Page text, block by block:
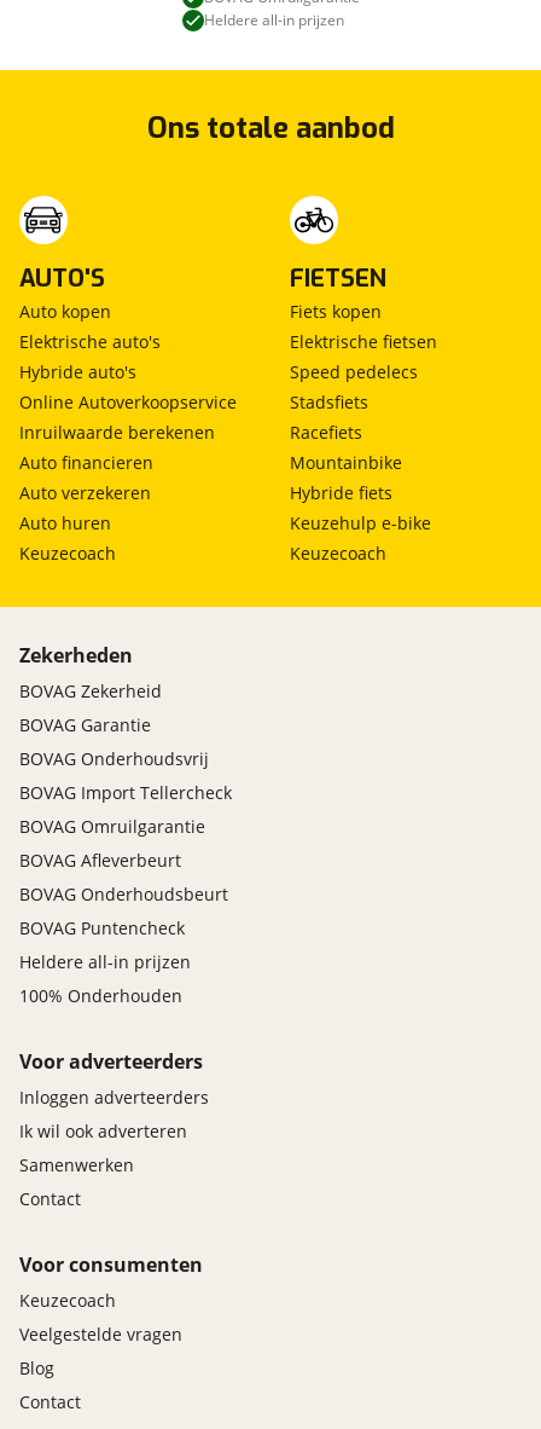
Stuurwiel met satijn chromen accent
Uitstroomopeningen dashboard uitgevoerd met
Veiligheid aandrijving
Safety System Pro met Blind Spot Monitor, Dual
Sensor Brake Support, Lane Departure Warning,
Rear Cross Traffic en Traffic Sign Recognition
Velgen en banden
16" lichtmetalen velgen, gepolijst
Ventilatie en verwarming
Climate control inclusief pollenfilter
Uitstroomopeningen ventilatie onder voorstoelen
grootlicht
Day-time Running Lights (DRL)
In buitenspiegels geïntegreerde
richtingaanwijzers
Koplampen inclusief 'guide me home'-
functionaliteit
Verlichting interieur
Zetels
Achterbank: in delen (60:40) neerklapbaar
Bijrijdersstoel 4-voudig verstelbaar
ISOFIX-bevestigingssysteem op buitenste
zitplaatsen achter
Stoelverwarming voor
Verlichting interieur
Buitenspiegels elektrisch inklapbaar
Driver Monitoring System
buitenspiegels
Ruitenwisser achter met interval
Heldere all-in prijzen
Ons totale aanbod
AUTO'S
Auto kopen
Elektrische auto's
Hybride auto's
Online Autoverkoopservice
Inruilwaarde berekenen
Auto financieren
Auto verzekeren
Auto huren
Keuzecoach
FIETSEN
Fiets kopen
Elektrische fietsen
Speed pedelecs
Stadsfiets
Racefiets
Mountainbike
Hybride fiets
Keuzehulp e-bike
Keuzecoach
Zekerheden
BOVAG Zekerheid
BOVAG Garantie
BOVAG Onderhoudsvrij
BOVAG Import Tellercheck
BOVAG Omruilgarantie
BOVAG Afleverbeurt
BOVAG Onderhoudsbeurt
BOVAG Puntencheck
Heldere all-in prijzen
100% Onderhouden
Voor adverteerders
Inloggen adverteerders
Ik wil ook adverteren
Samenwerken
Contact
Voor consumenten
Keuzecoach
Veelgestelde vragen
Blog
Contact